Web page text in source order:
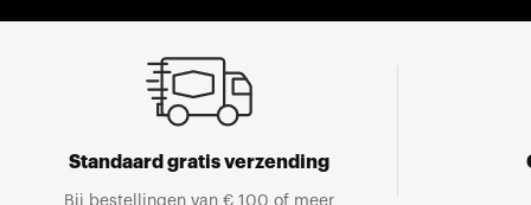
Standaard gratis verzending
Bij bestellingen van € 100 of meer